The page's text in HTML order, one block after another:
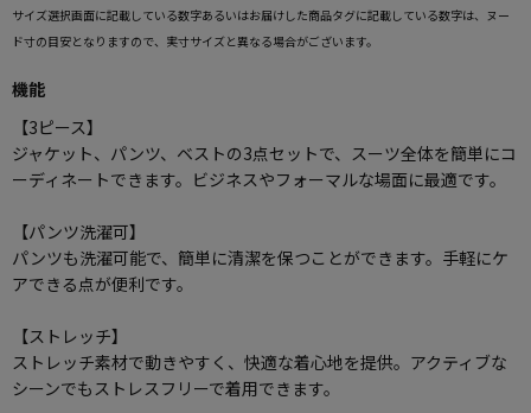
サイズ選択画面に記載している数字あるいはお届けした商品タグに記載している数字は、ヌー
ド寸の目安となりますので、実寸サイズと異なる場合がございます。
機能
【3ピース】
ジャケット、パンツ、ベストの3点セットで、スーツ全体を簡単にコ
ーディネートできます。ビジネスやフォーマルな場面に最適です。
【パンツ洗濯可】
パンツも洗濯可能で、簡単に清潔を保つことができます。手軽にケ
アできる点が便利です。
【ストレッチ】
ストレッチ素材で動きやすく、快適な着心地を提供。アクティブな
シーンでもストレスフリーで着用できます。